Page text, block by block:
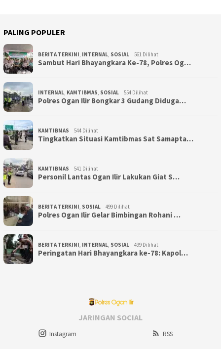
PALING POPULER
BERITA TERKINI, INTERNAL, SOSIAL 561 Dilihat
Sambut Hari Bhayangkara Ke-78, Polres Og…
INTERNAL, KAMTIBMAS, SOSIAL 554 Dilihat
Polres Ogan Ilir Bongkar 3 Gudang Diduga…
KAMTIBMAS 544 Dilihat
Tingkatkan Situasi Kamtibmas Sat Samapta…
KAMTIBMAS 541 Dilihat
Personil Lantas Ogan Ilir Lakukan Giat S…
BERITA TERKINI, SOSIAL 499 Dilihat
Polres Ogan Ilir Gelar Bimbingan Rohani …
BERITA TERKINI, INTERNAL, SOSIAL 499 Dilihat
Peringatan Hari Bhayangkara ke-78: Kapol…
JARINGAN SOCIAL
Instagram RSS